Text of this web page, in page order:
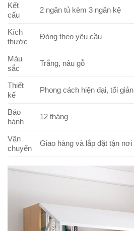
Kết
cấu
2 ngăn tủ kèm 3 ngăn kệ
Kích
thước
Đóng theo yêu cầu
Màu
sắc
Trắng, nâu gỗ
Thiết
kế
Phong cách hiện đại, tối giản
Bảo
hành
12 tháng
Vận
chuyển
Giao hàng và lắp đặt tận nơi